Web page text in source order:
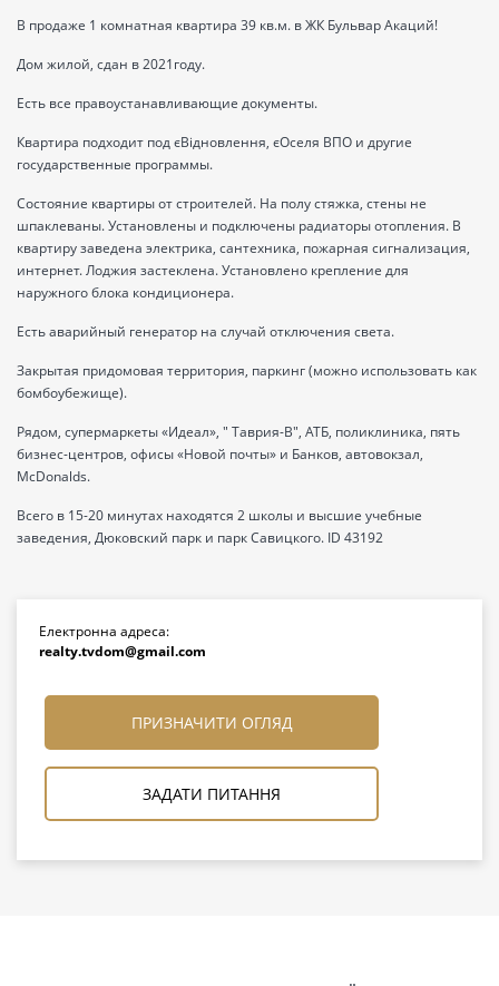
В продаже 1 комнатная квартира 39 кв.м. в ЖК Бульвар Акаций!
Дом жилой, сдан в 2021году.
Есть все правоустанавливающие документы.
Квартира подходит под єВідновлення, єОселя ВПО и другие
государственные программы.
Состояние квартиры от строителей. На полу стяжка, стены не
шпаклеваны. Установлены и подключены радиаторы отопления. В
квартиру заведена электрика, сантехника, пожарная сигнализация,
интернет. Лоджия застеклена. Установлено крепление для
наружного блока кондиционера.
Есть аварийный генератор на случай отключения света.
Закрытая придомовая территория, паркинг (можно использовать как
бомбоубежище).
Рядом, супермаркеты «Идеал», " Таврия-В", АТБ, поликлиника, пять
бизнес-центров, офисы «Новой почты» и Банков, автовокзал,
McDonalds.
Всего в 15-20 минутах находятся 2 школы и высшие учебные
заведения, Дюковский парк и парк Савицкого. ID 43192
Електронна адреса:
realty.tvdom@gmail.com
ПРИЗНАЧИТИ ОГЛЯД
ЗАДАТИ ПИТАННЯ